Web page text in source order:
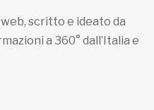
scritto e ideato da
a 360° dall’Italia e